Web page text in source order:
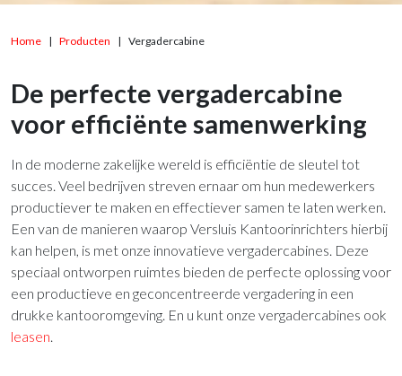
Home Producten Vergadercabine
De perfecte vergadercabine
voor efficiënte samenwerking
In de moderne zakelijke wereld is efficiëntie de sleutel tot
succes. Veel bedrijven streven ernaar om hun medewerkers
productiever te maken en effectiever samen te laten werken.
Een van de manieren waarop Versluis Kantoorinrichters hierbij
kan helpen, is met onze innovatieve vergadercabines. Deze
speciaal ontworpen ruimtes bieden de perfecte oplossing voor
een productieve en geconcentreerde vergadering in een
drukke kantooromgeving. En u kunt onze vergadercabines ook
leasen